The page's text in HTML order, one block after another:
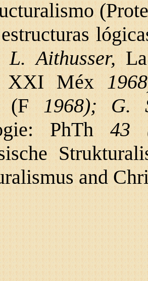
L. Aithusser,
XXI Méx
(F1968); G.
PhTh43
and